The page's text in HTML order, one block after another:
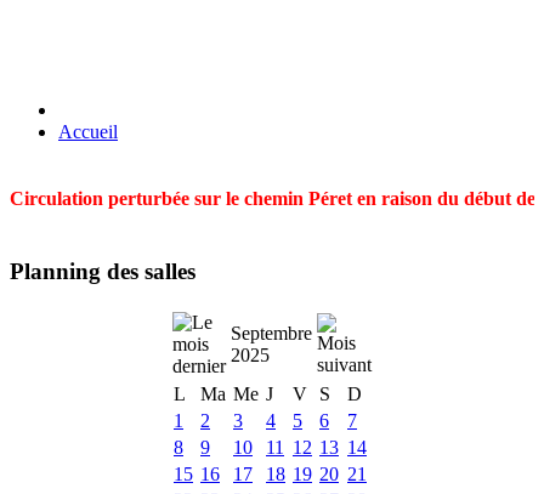
Accueil
Circulation perturbée sur le chemin Péret en raison du début
Planning des salles
Septembre
2025
L
Ma Me J V S
D
1
2 3 4 5 6
7
8
9 10 11 12 13 14
15 16 17 18 19 20 21